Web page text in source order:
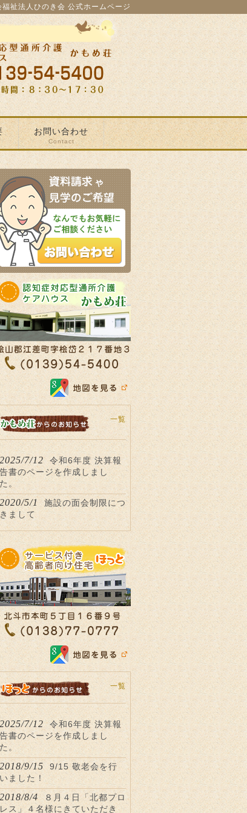
福祉法人ひのき会 公式ホームページ
お問い合わせ
Contact
一覧
2025/7/12
令和6年度 決算報
告書のページを作成しまし
た。
2020/5/1
施設の面会制限につ
きまして
一覧
2025/7/12
令和6年度 決算報
告書のページを作成しまし
た。
2018/9/15
9/15 敬老会を行
いました！
2018/8/4
８月４日「北都プロ
レス」４名様にきていただき